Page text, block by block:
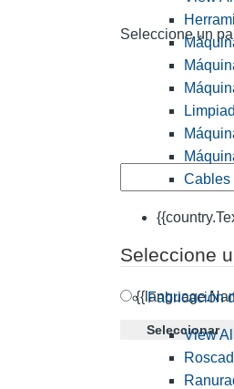
Seleccione un
Seleccione
Seleccionar
Cables
Fabricación
View